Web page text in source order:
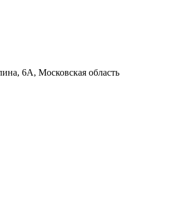
6А, Московская область